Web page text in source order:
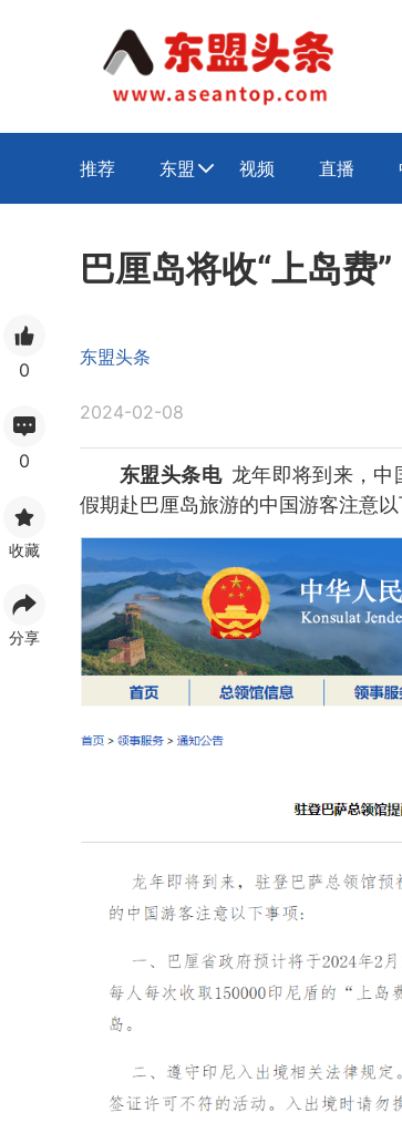
推荐 东盟  视频 直播
0
0
收藏
分享
巴厘岛将收“上岛费
东盟头条
2024-02-08
东盟头条电 龙年即将到来，
假期赴巴厘岛旅游的中国游客注意以